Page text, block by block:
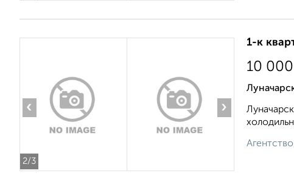
2/3
‹ ›
1-к
10 000